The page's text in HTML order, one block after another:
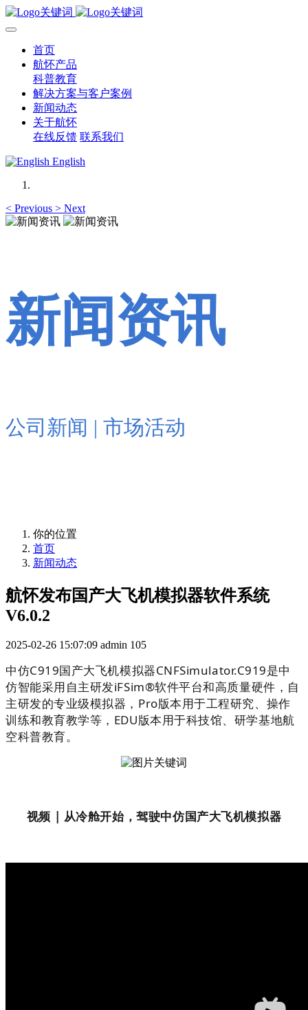
首页
航怀产品
科普教育
解决方案与客户案例
新闻动态
关于航怀
在线反馈 联系我们
English
< Previous > Next
新闻资讯
公司新闻 | 市场活动
你的位置
首页
新闻动态
航怀发布国产大飞机模拟器软件系统
V6.0.2
2025-02-26 15:07:09 admin 105
中仿C919国产大飞机模拟器CNFSimulator.C919是中
仿智能采用自主研发iFSim®软件平台和高质量硬件，自
主研发的专业级模拟器，Pro版本用于工程研究、操作
训练和教育教学等，EDU版本用于科技馆、研学基地航
空科普教育。
视频 | 从冷舱开始，驾驶中仿国产大飞机模拟器